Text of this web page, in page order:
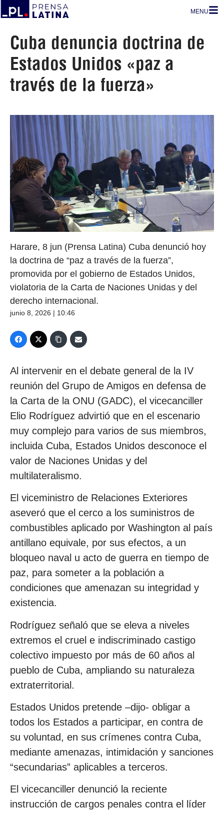
MENU
Cuba denuncia doctrina de
Estados Unidos «paz a
través de la fuerza»
Harare, 8 jun (Prensa Latina) Cuba denunció hoy
la doctrina de “paz a través de la fuerza”,
promovida por el gobierno de Estados Unidos,
violatoria de la Carta de Naciones Unidas y del
derecho internacional.
junio 8, 2026 | 10:46
Al intervenir en el debate general de la IV
reunión del Grupo de Amigos en defensa de
la Carta de la ONU (GADC), el vicecanciller
Elio Rodríguez advirtió que en el escenario
muy complejo para varios de sus miembros,
incluida Cuba, Estados Unidos desconoce el
valor de Naciones Unidas y del
multilateralismo.
El viceministro de Relaciones Exteriores
aseveró que el cerco a los suministros de
combustibles aplicado por Washington al país
antillano equivale, por sus efectos, a un
bloqueo naval u acto de guerra en tiempo de
paz, para someter a la población a
condiciones que amenazan su integridad y
existencia.
Rodríguez señaló que se eleva a niveles
extremos el cruel e indiscriminado castigo
colectivo impuesto por más de 60 años al
pueblo de Cuba, ampliando su naturaleza
extraterritorial.
Estados Unidos pretende –dijo- obligar a
todos los Estados a participar, en contra de
su voluntad, en sus crímenes contra Cuba,
mediante amenazas, intimidación y sanciones
“secundarias” aplicables a terceros.
El vicecanciller denunció la reciente
instrucción de cargos penales contra el líder